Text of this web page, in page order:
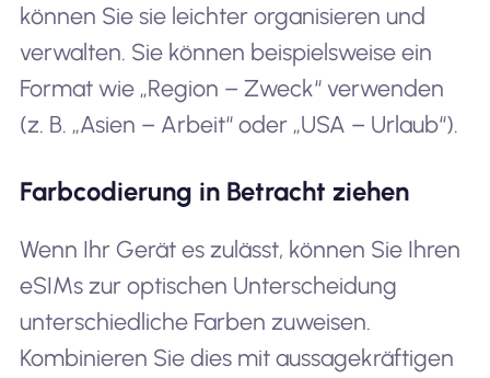
können Sie sie leichter organisieren und
verwalten. Sie können beispielsweise ein
Format wie „Region – Zweck“ verwenden
(z. B. „Asien – Arbeit“ oder „USA – Urlaub“).
Farbcodierung in Betracht ziehen
Wenn Ihr Gerät es zulässt, können Sie Ihren
eSIMs zur optischen Unterscheidung
unterschiedliche Farben zuweisen.
Kombinieren Sie dies mit aussagekräftigen